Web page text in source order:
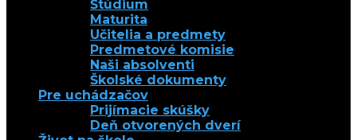
Štúdium
Maturita
Učitelia a predmety
Predmetové komisie
Naši absolventi
Školské dokumenty
Pre uchádzačov
Prijímacie skúšky
Deň otvorených dverí